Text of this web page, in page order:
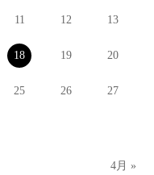
11 12 13
18 19 20
25 26 27
4月 »